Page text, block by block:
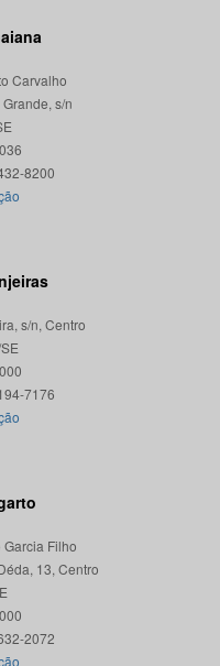
Carvalho
s/n
s/n, Centro
Filho
13, Centro